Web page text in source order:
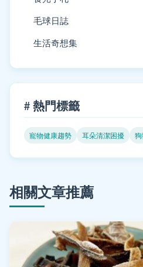
毛球日誌
生活奇想集
# 熱門標籤
寵物健康趨勢 耳朵清潔困擾
相關文章推薦